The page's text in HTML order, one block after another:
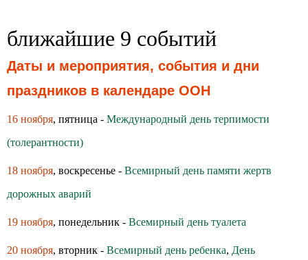
ближайшие 9 событий
Даты и мероприятия, события и дни
праздников в календаре ООН
16 ноября, пятница - Международный день терпимости
(толерантности)
18 ноября, воскресенье - Всемирный день памяти жертв
дорожных аварий
19 ноября, понедельник - Всемирный день туалета
20 ноября, вторник - Всемирный день ребенка, День